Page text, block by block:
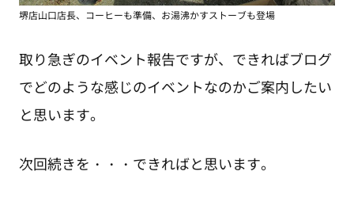
堺店山口店長、コーヒーも準備、お湯沸かすストーブも登場
取り急ぎのイベント報告ですが、できればブログ
でどのような感じのイベントなのかご案内したい
と思います。
次回続きを・・・できればと思います。